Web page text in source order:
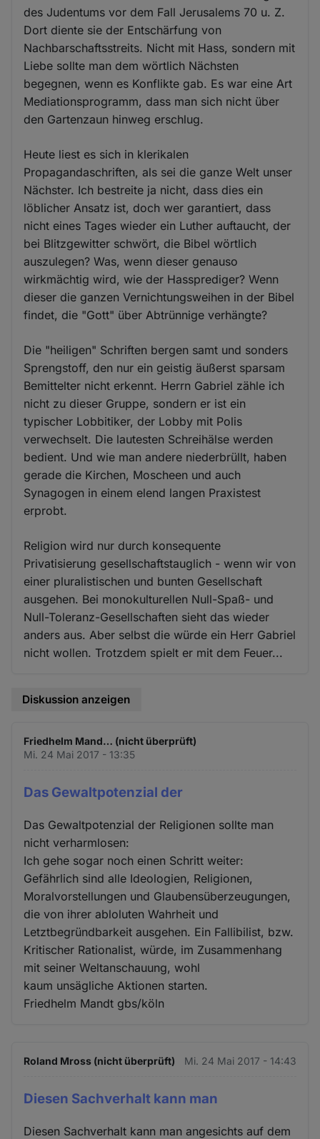
des Judentums vor dem Fall Jerusalems 70 u. Z.
Dort diente sie der Entschärfung von
Nachbarschaftsstreits. Nicht mit Hass, sondern mit
Liebe sollte man dem wörtlich Nächsten
begegnen, wenn es Konflikte gab. Es war eine Art
Mediationsprogramm, dass man sich nicht über
den Gartenzaun hinweg erschlug.
Heute liest es sich in klerikalen
Propagandaschriften, als sei die ganze Welt unser
Nächster. Ich bestreite ja nicht, dass dies ein
löblicher Ansatz ist, doch wer garantiert, dass
nicht eines Tages wieder ein Luther auftaucht, der
bei Blitzgewitter schwört, die Bibel wörtlich
auszulegen? Was, wenn dieser genauso
wirkmächtig wird, wie der Hassprediger? Wenn
dieser die ganzen Vernichtungsweihen in der Bibel
findet, die "Gott" über Abtrünnige verhängte?
Die "heiligen" Schriften bergen samt und sonders
Sprengstoff, den nur ein geistig äußerst sparsam
Bemittelter nicht erkennt. Herrn Gabriel zähle ich
nicht zu dieser Gruppe, sondern er ist ein
typischer Lobbitiker, der Lobby mit Polis
verwechselt. Die lautesten Schreihälse werden
bedient. Und wie man andere niederbrüllt, haben
gerade die Kirchen, Moscheen und auch
Synagogen in einem elend langen Praxistest
erprobt.
Religion wird nur durch konsequente
Privatisierung gesellschaftstauglich - wenn wir von
einer pluralistischen und bunten Gesellschaft
ausgehen. Bei monokulturellen Null-Spaß- und
Null-Toleranz-Gesellschaften sieht das wieder
anders aus. Aber selbst die würde ein Herr Gabriel
nicht wollen. Trotzdem spielt er mit dem Feuer...
Diskussion anzeigen
Friedhelm Mand… (nicht überprüft)
Mi. 24 Mai 2017 - 13:35
Das Gewaltpotenzial der
Das Gewaltpotenzial der Religionen sollte man
nicht verharmlosen:
Ich gehe sogar noch einen Schritt weiter:
Gefährlich sind alle Ideologien, Religionen,
Moralvorstellungen und Glaubensüberzeugungen,
die von ihrer abloluten Wahrheit und
Letztbegründbarkeit ausgehen. Ein Fallibilist, bzw.
Kritischer Rationalist, würde, im Zusammenhang
mit seiner Weltanschauung, wohl
kaum unsägliche Aktionen starten.
Friedhelm Mandt gbs/köln
Roland Mross (nicht überprüft) Mi. 24 Mai 2017 - 14:43
Diesen Sachverhalt kann man
Diesen Sachverhalt kann man angesichts auf dem